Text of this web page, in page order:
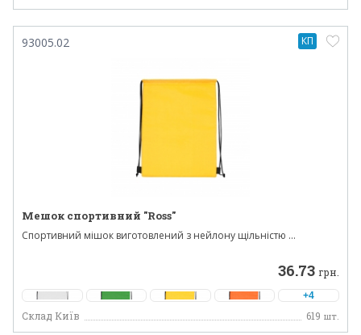
93005.02
Мешок спортивний "Ross"
Спортивний мішок виготовлений з нейлону щільністю ...
36.73 грн.
+4
Склад Київ 619 шт.
КП